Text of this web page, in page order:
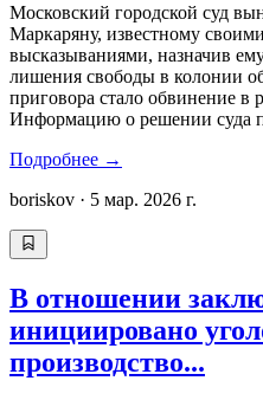
Московский городской суд
Маркаряну, известному
высказываниями, назначив
лишения свободы в колонии
приговора стало обвинение в
Информацию о решении суда
Подробнее →
boriskov · 5 мар. 2026 г.
В отношении
инициировано
производство...